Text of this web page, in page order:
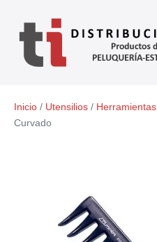
Inicio / Utensilios / Herramientas
Curvado